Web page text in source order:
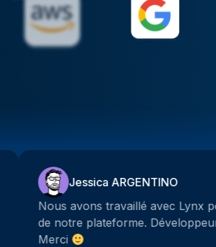
Lynx pour le développement
pros et réactifs !